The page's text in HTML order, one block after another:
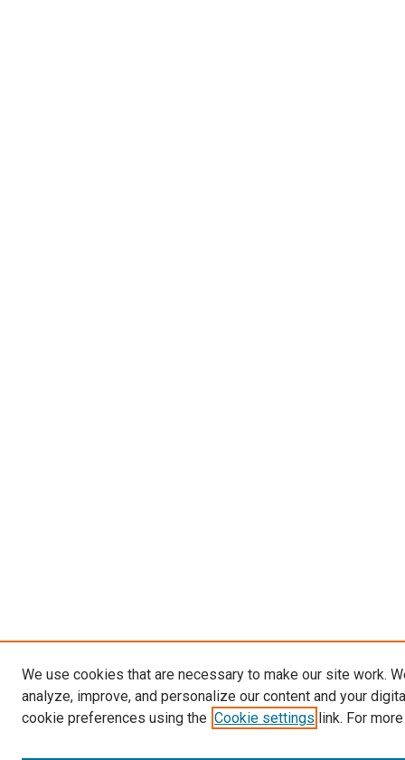
We use cookies that are necessary to make our site work.
analyze, improve, and personalize our content and your
cookie preferences using the Cookie settings link. For